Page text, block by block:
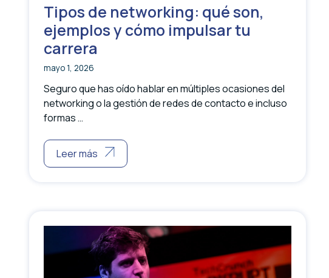
Tipos de networking: qué son,
ejemplos y cómo impulsar tu
carrera
mayo 1, 2026
Seguro que has oído hablar en múltiples ocasiones del
networking o la gestión de redes de contacto e incluso
formas …
Leer más